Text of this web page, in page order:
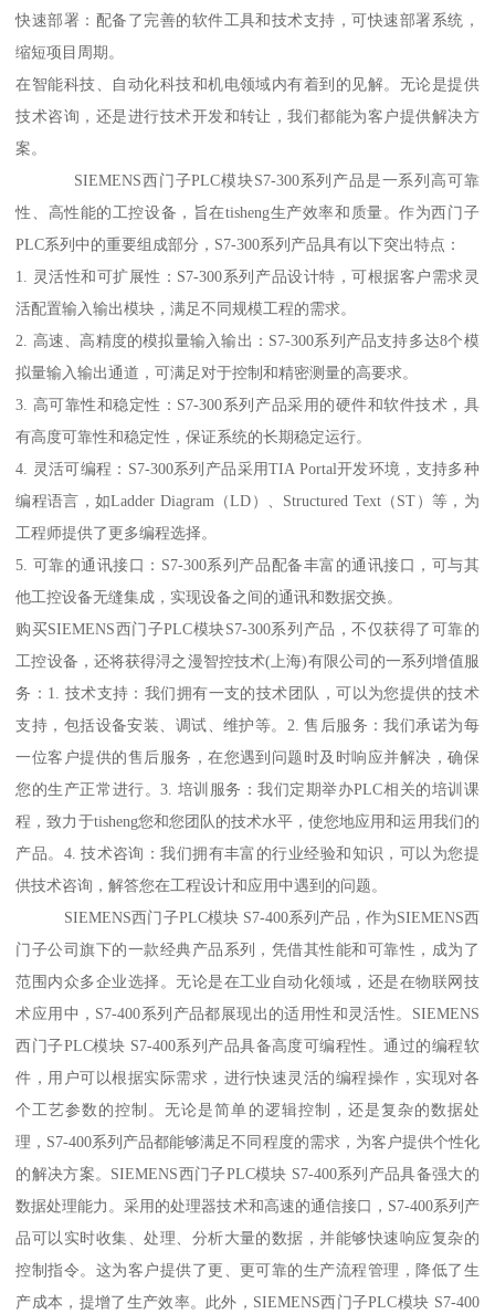
快速部署：配备了完善的软件工具和技术支持，可快速部署系统，
缩短项目周期。
在智能科技、自动化科技和机电领域内有着到的见解。无论是提供
技术咨询，还是进行技术开发和转让，我们都能为客户提供解决方
案。
SIEMENS西门子PLC模块S7-300系列产品是一系列高可靠
性、高性能的工控设备，旨在tisheng生产效率和质量。作为西门子
PLC系列中的重要组成部分，S7-300系列产品具有以下突出特点：
1. 灵活性和可扩展性：S7-300系列产品设计特，可根据客户需求灵
活配置输入输出模块，满足不同规模工程的需求。
2. 高速、高精度的模拟量输入输出：S7-300系列产品支持多达8个模
拟量输入输出通道，可满足对于控制和精密测量的高要求。
3. 高可靠性和稳定性：S7-300系列产品采用的硬件和软件技术，具
有高度可靠性和稳定性，保证系统的长期稳定运行。
4. 灵活可编程：S7-300系列产品采用TIA Portal开发环境，支持多种
编程语言，如Ladder Diagram（LD）、Structured Text（ST）等，为
工程师提供了更多编程选择。
5. 可靠的通讯接口：S7-300系列产品配备丰富的通讯接口，可与其
他工控设备无缝集成，实现设备之间的通讯和数据交换。
购买SIEMENS西门子PLC模块S7-300系列产品，不仅获得了可靠的
工控设备，还将获得浔之漫智控技术(上海)有限公司的一系列增值服
务：1. 技术支持：我们拥有一支的技术团队，可以为您提供的技术
支持，包括设备安装、调试、维护等。2. 售后服务：我们承诺为每
一位客户提供的售后服务，在您遇到问题时及时响应并解决，确保
您的生产正常进行。3. 培训服务：我们定期举办PLC相关的培训课
程，致力于tisheng您和您团队的技术水平，使您地应用和运用我们的
产品。4. 技术咨询：我们拥有丰富的行业经验和知识，可以为您提
供技术咨询，解答您在工程设计和应用中遇到的问题。
SIEMENS西门子PLC模块 S7-400系列产品，作为SIEMENS西
门子公司旗下的一款经典产品系列，凭借其性能和可靠性，成为了
范围内众多企业选择。无论是在工业自动化领域，还是在物联网技
术应用中，S7-400系列产品都展现出的适用性和灵活性。SIEMENS
西门子PLC模块 S7-400系列产品具备高度可编程性。通过的编程软
件，用户可以根据实际需求，进行快速灵活的编程操作，实现对各
个工艺参数的控制。无论是简单的逻辑控制，还是复杂的数据处
理，S7-400系列产品都能够满足不同程度的需求，为客户提供个性化
的解决方案。SIEMENS西门子PLC模块 S7-400系列产品具备强大的
数据处理能力。采用的处理器技术和高速的通信接口，S7-400系列产
品可以实时收集、处理、分析大量的数据，并能够快速响应复杂的
控制指令。这为客户提供了更、更可靠的生产流程管理，降低了生
产成本，提增了生产效率。此外，SIEMENS西门子PLC模块 S7-400